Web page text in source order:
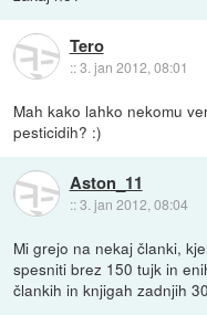
Tero
::3. jan 2012, 08:01
Mah kako lahko nekomu
pesticidih? :)
Aston_11
::3. jan 2012, 08:04
Mi grejo na nekaj članki,
spesniti brez 150 tujk in
člankih in knjigah zadnjih